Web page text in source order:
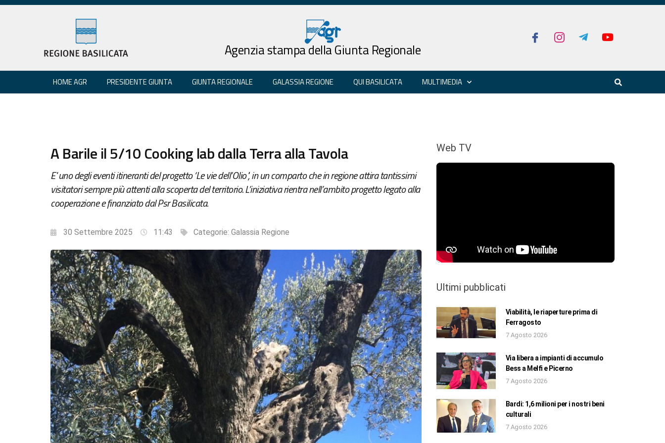
Agenzia stampa della Giunta Regionale
HOME AGR PRESIDENTE GIUNTA GIUNTA REGIONALE GALASSIA REGIONE QUI BASILICATA MULTIMEDIA
A Barile il 5/10 Cooking lab dalla Terra alla Tavola
E' uno degli eventi itineranti del progetto ‘Le vie dell’Olio", in un comparto che in regione attira tantissimi
visitatori sempre più attenti alla scoperta del territorio. L’iniziativa rientra nell’ambito progetto legato alla
cooperazione e finanziato dal Psr Basilicata.
30 Settembre 2025 11:43 Categorie: Galassia Regione
Web TV
Ultimi pubblicati
Viabilità, le riaperture prima di
Ferragosto
7 Agosto 2026
Via libera a impianti di accumulo
Bess a Melfi e Picerno
7 Agosto 2026
Bardi: 1,6 milioni per i nostri beni
culturali
7 Agosto 2026